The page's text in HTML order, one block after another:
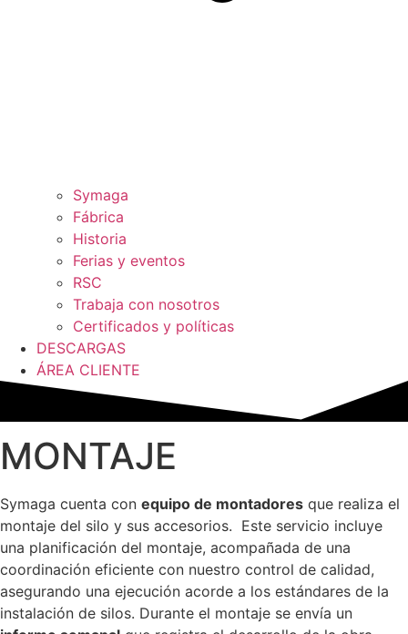
Symaga
Fábrica
Historia
Ferias y eventos
RSC
Trabaja con nosotros
Certificados y políticas
DESCARGAS
ÁREA CLIENTE
MONTAJE
Symaga cuenta con equipo de montadores que realiza el
montaje del silo y sus accesorios. Este servicio incluye
una planificación del montaje, acompañada de una
coordinación eficiente con nuestro control de calidad,
asegurando una ejecución acorde a los estándares de la
instalación de silos. Durante el montaje se envía un